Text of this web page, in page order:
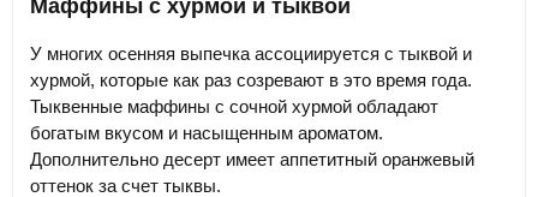
Маффины с хурмой и тыквой
У многих осенняя выпечка ассоциируется с тыквой и
хурмой, которые как раз созревают в это время года.
Тыквенные маффины с сочной хурмой обладают
богатым вкусом и насыщенным ароматом.
Дополнительно десерт имеет аппетитный оранжевый
оттенок за счет тыквы.